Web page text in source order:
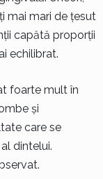
mai mari de țesut
capătă proporții
echilibrat.
foarte mult în
și
care se
dintelui.